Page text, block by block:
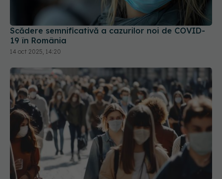
Scădere semnificativă a cazurilor noi de COVID-
19 în România
14 oct 2025, 14:20
Alertă COVID-19 în România. 4.846 de cazuri noi
raportate într-o singură săptămână